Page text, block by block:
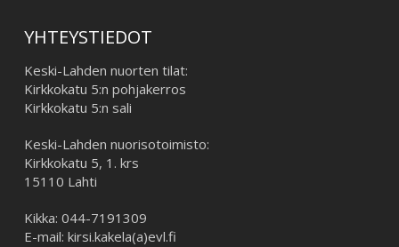
YHTEYSTIEDOT
Keski-Lahden nuorten tilat:
Kirkkokatu 5:n pohjakerros
Kirkkokatu 5:n sali
Keski-Lahden nuorisotoimisto:
Kirkkokatu 5, 1. krs
15110 Lahti
Kikka: 044-7191309
E-mail: kirsi.kakela(a)evl.fi